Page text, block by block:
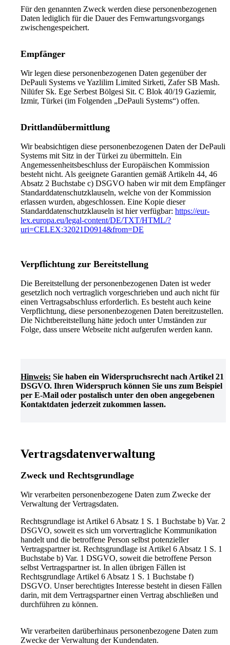
Für den genannten Zweck werden diese personenbezogenen
Daten lediglich für die Dauer des Fernwartungsvorgangs
zwischengespeichert.
Empfänger
Wir legen diese personenbezogenen Daten gegenüber der
DePauli Systems ve Yazlilim Limited Sirketi, Zafer SB Mash.
Nilüfer Sk. Ege Serbest Bölgesi Sit. C Blok 40/19 Gaziemir,
Izmir, Türkei (im Folgenden „DePauli Systems“) offen.
Drittlandübermittlung
Wir beabsichtigen diese personenbezogenen Daten der DePauli
Systems mit Sitz in der Türkei zu übermitteln. Ein
Angemessenheitsbeschluss der Europäischen Kommission
besteht nicht. Als geeignete Garantien gemäß Artikeln 44, 46
Absatz 2 Buchstabe c) DSGVO haben wir mit dem Empfänger
Standarddatenschutzklauseln, welche von der Kommission
erlassen wurden, abgeschlossen. Eine Kopie dieser
Standarddatenschutzklauseln ist hier verfügbar: https://eur-
lex.europa.eu/legal-content/DE/TXT/HTML/?
uri=CELEX:32021D0914&from=DE
Verpflichtung zur Bereitstellung
Die Bereitstellung der personenbezogenen Daten ist weder
gesetzlich noch vertraglich vorgeschrieben und auch nicht für
einen Vertragsabschluss erforderlich. Es besteht auch keine
Verpflichtung, diese personenbezogenen Daten bereitzustellen.
Die Nichtbereitstellung hätte jedoch unter Umständen zur
Folge, dass unsere Webseite nicht aufgerufen werden kann.
Hinweis: Sie haben ein Widerspruchsrecht nach Artikel 21
DSGVO. Ihren Widerspruch können Sie uns zum Beispiel
per E-Mail oder postalisch unter den oben angegebenen
Kontaktdaten jederzeit zukommen lassen.
Vertragsdatenverwaltung
Zweck und Rechtsgrundlage
Wir verarbeiten personenbezogene Daten zum Zwecke der
Verwaltung der Vertragsdaten.
Rechtsgrundlage ist Artikel 6 Absatz 1 S. 1 Buchstabe b) Var. 2
DSGVO, soweit es sich um vorvertragliche Kommunikation
handelt und die betroffene Person selbst potenzieller
Vertragspartner ist. Rechtsgrundlage ist Artikel 6 Absatz 1 S. 1
Buchstabe b) Var. 1 DSGVO, soweit die betroffene Person
selbst Vertragspartner ist. In allen übrigen Fällen ist
Rechtsgrundlage Artikel 6 Absatz 1 S. 1 Buchstabe f)
DSGVO. Unser berechtigtes Interesse besteht in diesen Fällen
darin, mit dem Vertragspartner einen Vertrag abschließen und
durchführen zu können.
Wir verarbeiten darüberhinaus personenbezogene Daten zum
Zwecke der Verwaltung der Kundendaten.